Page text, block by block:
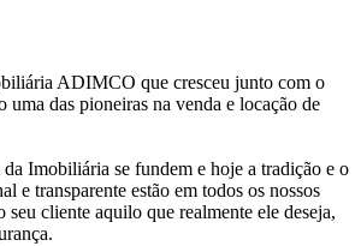
ADIMCO que cresceu junto com o
uma das pioneiras na venda e locação de
Imobiliária se fundem e hoje a tradição e o
e transparente estão em todos os nossos
seu cliente aquilo que realmente ele deseja,